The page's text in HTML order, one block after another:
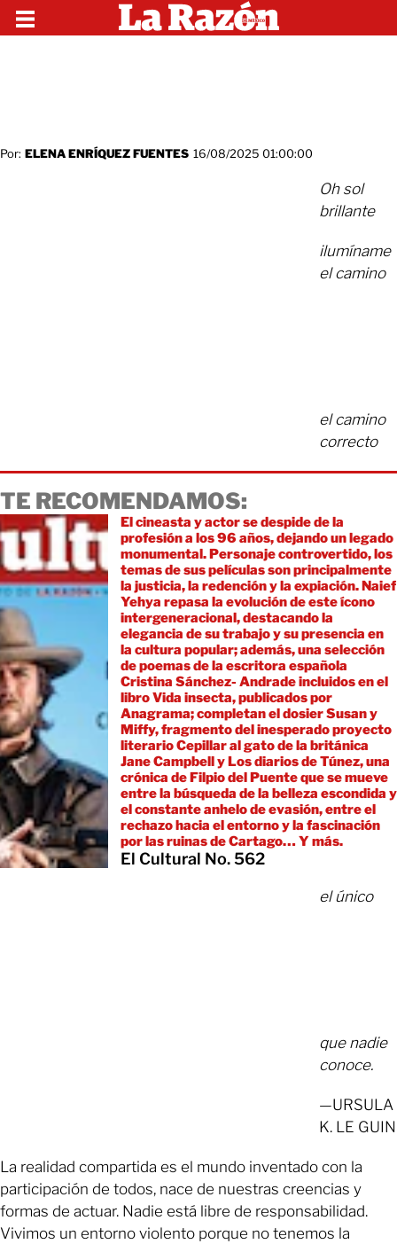
Por: ELENA ENRÍQUEZ FUENTES 16/08/2025 01:00:00
Oh sol
brillante
ilumíname
el camino
el camino
correcto
TE RECOMENDAMOS:
El cineasta y actor se despide de la
profesión a los 96 años, dejando un legado
monumental. Personaje controvertido, los
temas de sus películas son principalmente
la justicia, la redención y la expiación. Naief
Yehya repasa la evolución de este ícono
intergeneracional, destacando la
elegancia de su trabajo y su presencia en
la cultura popular; además, una selección
de poemas de la escritora española
Cristina Sánchez- Andrade incluidos en el
libro Vida insecta, publicados por
Anagrama; completan el dosier Susan y
Miffy, fragmento del inesperado proyecto
literario Cepillar al gato de la británica
Jane Campbell y Los diarios de Túnez, una
crónica de Filpio del Puente que se mueve
entre la búsqueda de la belleza escondida y
el constante anhelo de evasión, entre el
rechazo hacia el entorno y la fascinación
por las ruinas de Cartago… Y más.
El Cultural No. 562
el único
que nadie
conoce.
—URSULA
K. LE GUIN
La realidad compartida es el mundo inventado con la
participación de todos, nace de nuestras creencias y
formas de actuar. Nadie está libre de responsabilidad.
Vivimos un entorno violento porque no tenemos la